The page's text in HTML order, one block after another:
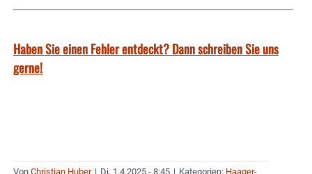
Haben Sie einen Fehler entdeckt? Dann schreiben Sie uns
gerne!
Von Christian Huber | Di. 1.4.2025 - 8:45 | Kategorien: Haager-